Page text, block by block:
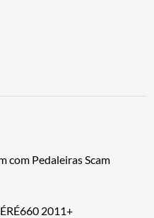
com Pedaleiras Scam
2011+